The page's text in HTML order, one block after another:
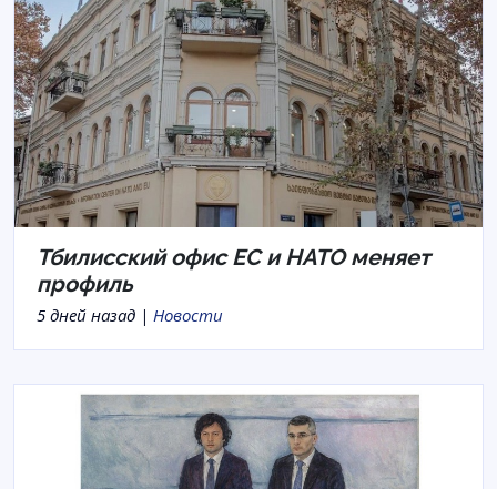
Тбилисский офис ЕС и НАТО меняет
профиль
5 дней назад | Новости